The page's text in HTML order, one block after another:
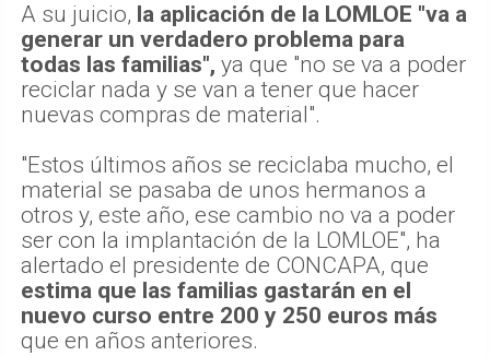
A su juicio, la aplicación de la LOMLOE "va a
generar un verdadero problema para
todas las familias", ya que "no se va a poder
reciclar nada y se van a tener que hacer
nuevas compras de material".
"Estos últimos años se reciclaba mucho, el
material se pasaba de unos hermanos a
otros y, este año, ese cambio no va a poder
ser con la implantación de la LOMLOE", ha
alertado el presidente de CONCAPA, que
estima que las familias gastarán en el
nuevo curso entre 200 y 250 euros más
que en años anteriores.